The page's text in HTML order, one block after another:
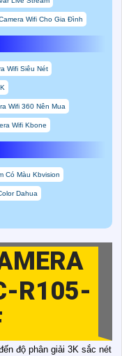
Wifi Cho Gia Đình
Wifi Siêu Nét
Wifi 360 Nên Mua
Wifi Kbone
Có Màu Kbvision
Dahua
R105-
độ phân giải 3K sắc nét